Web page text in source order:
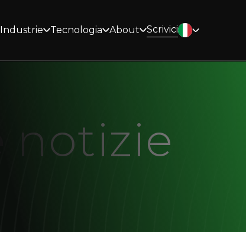
Industrie Tecnologia About Scrivici
notizie